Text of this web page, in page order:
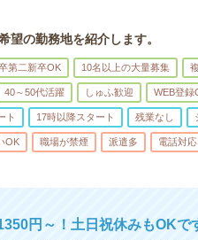
の勤務地を紹介します。
第二新卒OK 10名以上の大量募集
40～50代活躍 しゅふ歓迎 WEB登録
ト 17時以降スタート 残業なし
OK 職場が禁煙 派遣多 電話対応
円～！土日祝休みもOKで